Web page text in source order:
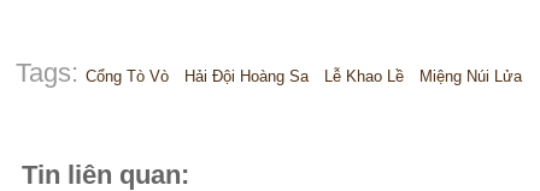
Tags: Cổng Tò Vò Hải Đội Hoàng Sa Lễ Khao Lề Miệng Núi Lửa
Tin liên quan: